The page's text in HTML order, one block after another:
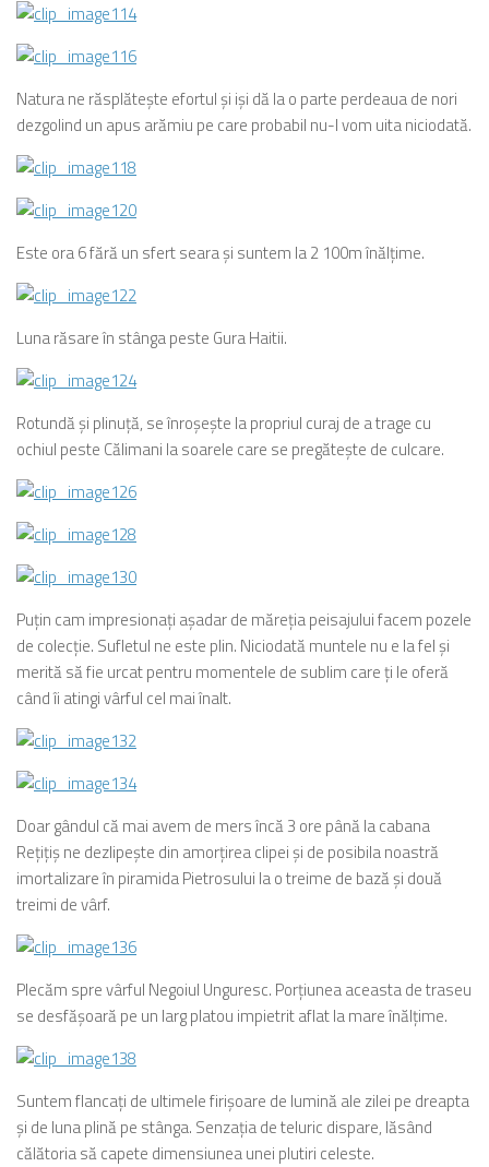
Natura ne răsplăteşte efortul şi işi dă la o parte perdeaua de nori
dezgolind un apus arămiu pe care probabil nu-l vom uita niciodată.
Este ora 6 fără un sfert seara şi suntem la 2 100m înălţime.
Luna răsare în stânga peste Gura Haitii.
Rotundă şi plinuţă, se înroşeşte la propriul curaj de a trage cu
ochiul peste Călimani la soarele care se pregăteşte de culcare.
Puţin cam impresionaţi aşadar de măreţia peisajului facem pozele
de colecţie. Sufletul ne este plin. Niciodată muntele nu e la fel şi
merită să fie urcat pentru momentele de sublim care ţi le oferă
când îi atingi vârful cel mai înalt.
Doar gândul că mai avem de mers încă 3 ore până la cabana
Reţiţiş ne dezlipeşte din amorţirea clipei şi de posibila noastră
imortalizare în piramida Pietrosului la o treime de bază şi două
treimi de vârf.
Plecăm spre vârful Negoiul Unguresc. Porţiunea aceasta de traseu
se desfăşoară pe un larg platou impietrit aflat la mare înălţime.
Suntem flancaţi de ultimele firişoare de lumină ale zilei pe dreapta
şi de luna plină pe stânga. Senzaţia de teluric dispare, lăsând
călătoria să capete dimensiunea unei plutiri celeste.